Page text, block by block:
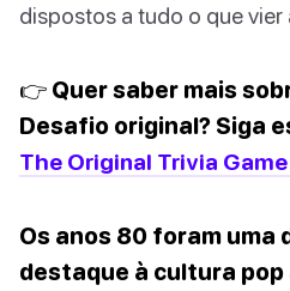
dispostos a tudo o que vier
👉 Quer saber mais
Desafio original? Siga
The Original Trivia
Os anos 80 foram uma
destaque à cultura pop